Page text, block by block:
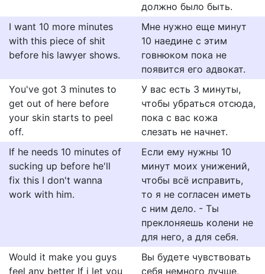
должно было быть.
I want 10 more minutes
with this piece of shit
before his lawyer shows.
Мне нужно еще минут
10 наедине с этим
говнюком пока не
появится его адвокат.
You've got 3 minutes to
get out of here before
your skin starts to peel
off.
У вас есть 3 минуты,
чтобы убраться отсюда,
пока с вас кожа
слезать не начнет.
If he needs 10 minutes of
sucking up before he'll
fix this I don't wanna
work with him.
Если ему нужны 10
минут моих унижений,
чтобы всё исправить,
то я не согласен иметь
с ним дело. - Ты
преклоняешь колени не
для него, а для себя.
Would it make you guys
feel any better If i let you
Вы будете чувствовать
себя немного лучше,